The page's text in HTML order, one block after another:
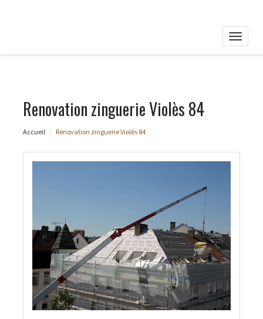
Toggle
Renovation zinguerie Violès 84
Accueil Renovation zinguerie Violès 84